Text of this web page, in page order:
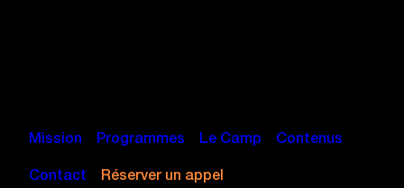
Mission Programmes Le Camp Contenus
Contact Réserver un appel